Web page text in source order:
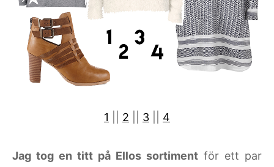
1 2 3 4
Jag tog en titt på Ellos sortiment för ett par